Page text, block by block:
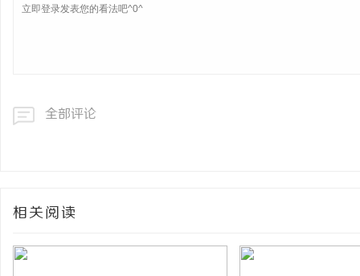
全部评论
相关阅读